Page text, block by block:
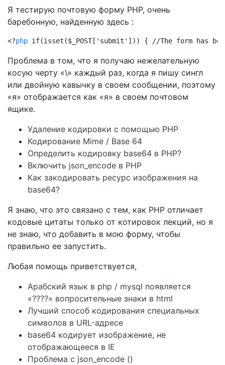
Я тестирую почтовую форму PHP, очень
баребонную, найденную здесь :
<?php if(isset($_POST['submit'])) { //The form has
Проблема в том, что я получаю нежелательную
косую черту «\» каждый раз, когда я пишу сингл
или двойную кавычку в своем сообщении, поэтому
«я» отображается как «я» в своем почтовом
ящике.
Удаление кодировки с помощью PHP
Кодирование Mime / Base 64
Определить кодировку base64 в PHP?
Включить json_encode в PHP
Как закодировать ресурс изображения на
base64?
Я знаю, что это связано с тем, как PHP отличает
кодовые цитаты только от котировок лекций, но я
не знаю, что добавить в мою форму, чтобы
правильно ее запустить.
Любая помощь приветствуется,
Арабский язык в php / mysql появляется
«????» вопросительные знаки в html
Лучший способ кодирования специальных
символов в URL-адресе
base64 кодирует изображение, не
отображающееся в IE
Проблема с json_encode ()